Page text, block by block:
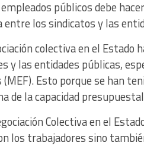
públicos debe
entre los sindicatos y las
colectiva en el Estado
y las entidades públicas,
(MEF). Esto porque se han
de la capacidad
Colectiva en el
los trabajadores sino